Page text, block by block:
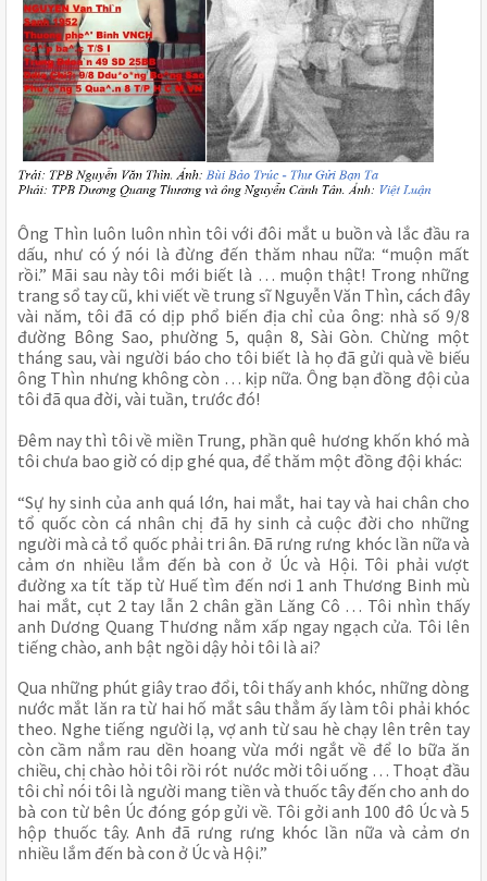
Ông Thìn luôn luôn nhìn tôi với đôi mắt u buồn và lắc đầu ra
dấu, như có ý nói là đừng đến thăm nhau nữa: “muộn mất
rồi.” Mãi sau này tôi mới biết là … muộn thật! Trong những
trang sổ tay cũ, khi viết về trung sĩ Nguyễn Văn Thìn, cách đây
vài năm, tôi đã có dịp phổ biến địa chỉ của ông: nhà số 9/8
đường Bông Sao, phường 5, quận 8, Sài Gòn. Chừng một
tháng sau, vài người báo cho tôi biết là họ đã gửi quà về biếu
ông Thìn nhưng không còn … kịp nữa. Ông bạn đồng đội của
tôi đã qua đời, vài tuần, trước đó!
Đêm nay thì tôi về miền Trung, phần quê hương khốn khó mà
tôi chưa bao giờ có dịp ghé qua, để thăm một đồng đội khác:
“Sự hy sinh của anh quá lớn, hai mắt, hai tay và hai chân cho
tổ quốc còn cá nhân chị đã hy sinh cả cuộc đời cho những
người mà cả tổ quốc phải tri ân. Đã rưng rưng khóc lần nữa và
cảm ơn nhiều lắm đến bà con ở Úc và Hội. Tôi phải vượt
đường xa tít tăp từ Huế tìm đến nơi 1 anh Thương Binh mù
hai mắt, cụt 2 tay lẫn 2 chân gần Lăng Cô … Tôi nhìn thấy
anh Dương Quang Thương nằm xấp ngay ngạch cửa. Tôi lên
tiếng chào, anh bật ngồi dậy hỏi tôi là ai?
Qua những phút giây trao đổi, tôi thấy anh khóc, những dòng
nước mắt lăn ra từ hai hố mắt sâu thẳm ấy làm tôi phải khóc
theo. Nghe tiếng người lạ, vợ anh từ sau hè chạy lên trên tay
còn cầm nắm rau dền hoang vừa mới ngắt về để lo bữa ăn
chiều, chị chào hỏi tôi rồi rót nước mời tôi uống … Thoạt đầu
tôi chỉ nói tôi là người mang tiền và thuốc tây đến cho anh do
bà con từ bên Úc đóng góp gửi về. Tôi gởi anh 100 đô Úc và 5
hộp thuốc tây. Anh đã rưng rưng khóc lần nữa và cảm ơn
nhiều lắm đến bà con ở Úc và Hội.”